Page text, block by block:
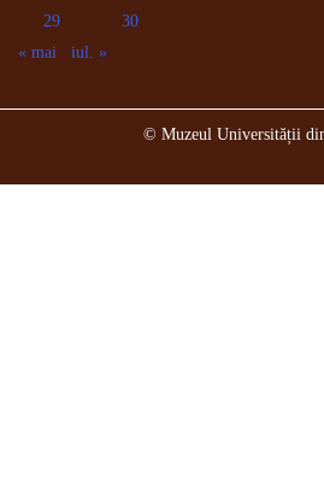
29
30
« mai
iul. »
© Muzeul Universității